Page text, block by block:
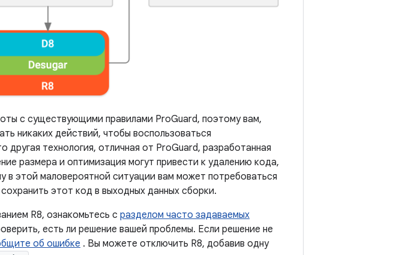
с существующими правилами ProGuard, поэтому вам,
никаких действий, чтобы воспользоваться
технология, отличная от ProGuard, разработанная
размера и оптимизация могут привести к удалению кода,
в этой маловероятной ситуации вам может потребоваться
этот код в выходных данных сборки.
R8, ознакомьтесь с разделом часто задаваемых
есть ли решение вашей проблемы. Если решение не
об ошибке . Вы можете отключить R8, добавив одну